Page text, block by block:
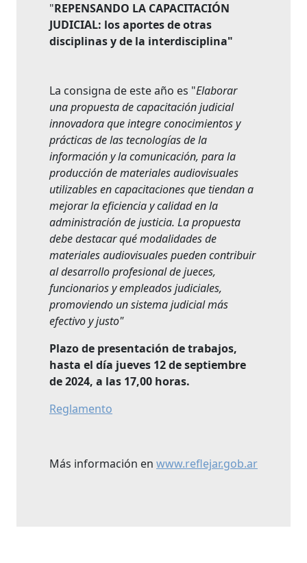
"REPENSANDO LA CAPACITACIÓN
JUDICIAL: los aportes de otras
disciplinas y de la interdisciplina"
La consigna de este año es "Elaborar
una propuesta de capacitación judicial
innovadora que integre conocimientos y
prácticas de las tecnologías de la
información y la comunicación, para la
producción de materiales audiovisuales
utilizables en capacitaciones que tiendan a
mejorar la eficiencia y calidad en la
administración de justicia. La propuesta
debe destacar qué modalidades de
materiales audiovisuales pueden contribuir
al desarrollo profesional de jueces,
funcionarios y empleados judiciales,
promoviendo un sistema judicial más
efectivo y justo"
Plazo de presentación de trabajos,
hasta el día jueves 12 de septiembre
de 2024, a las 17,00 horas.
Reglamento
Más información en www.reflejar.gob.ar